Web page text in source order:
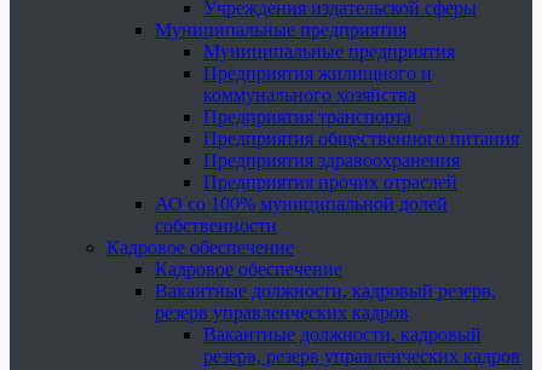
Учреждения издательской сферы
Муниципальные предприятия
Муниципальные предприятия
Предприятия жилищного и
коммунального хозяйства
Предприятия транспорта
Предприятия общественного питания
Предприятия здравоохранения
Предприятия прочих отраслей
АО со 100% муниципальной долей
собственности
Кадровое обеспечение
Кадровое обеспечение
Вакантные должности, кадровый резерв,
резерв управленческих кадров
Вакантные должности, кадровый
резерв, резерв управленческих кадров